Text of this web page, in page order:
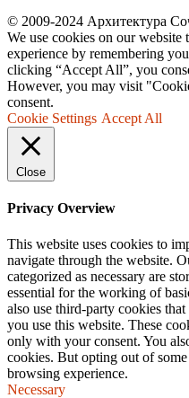
© 2009-2024 Архитектура
We use cookies on our
experience by remembering
clicking “Accept All”, you
However, you may visit
consent.
Cookie Settings Accept All
Close
Privacy Overview
This website uses cookies to
navigate through the website.
categorized as necessary are
essential for the working of
also use third-party cookies
you use this website. These
only with your consent. You
cookies. But opting out of
browsing experience.
Necessary